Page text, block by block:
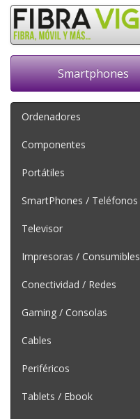
Smartphones
Ordenadores
Componentes
Portátiles
SmartPhones / Teléfonos
Televisor
Impresoras / Consumibles
Conectividad / Redes
Gaming / Consolas
Cables
Periféricos
Tablets / Ebook